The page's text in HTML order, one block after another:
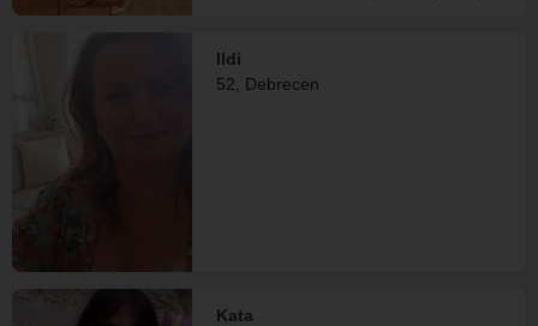
Ildi
52, Debrecen
Kata